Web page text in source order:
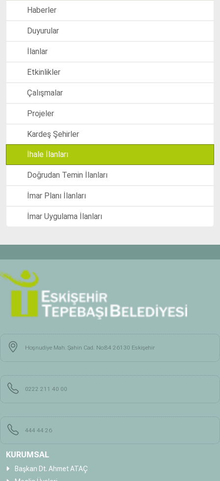
Haberler
Duyurular
İlanlar
Etkinlikler
Çalışmalar
Projeler
Kardeş Şehirler
İhale İlanları
Doğrudan Temin İlanları
İmar Planı İlanları
İmar Uygulama İlanları
Hoşnudiye Mah. Şahin Cad. No:84 26130 Eskişehir
0222 211 40 00
444 44 26
KURUMSAL
Başkan Dt. Ahmet ATAÇ